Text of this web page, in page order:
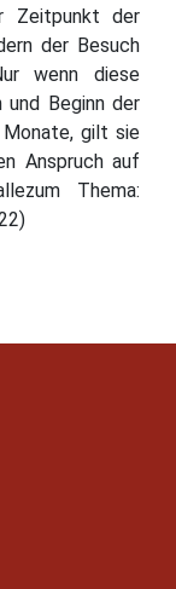
Zeitpunkt der
der Besuch
wenn diese
und Beginn der
gilt sie
Anspruch auf
Thema: